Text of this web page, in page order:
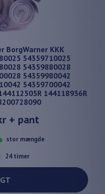
BorgWarner KKK
54359710025
54359880028
54359980042
54359700042
144118936R
+ pant
stor mængde
24 timer